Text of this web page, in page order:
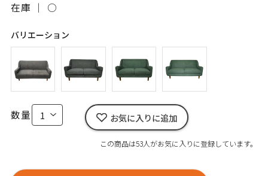
在庫 ｜ ○
バリエーション
数量 お気に入りに追加
この商品は53人がお気に入りに登録しています。